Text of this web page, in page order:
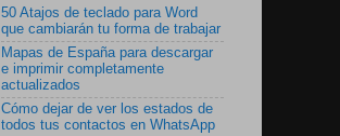
50 Atajos de teclado para Word
que cambiarán tu forma de trabajar
Mapas de España para descargar
e imprimir completamente
actualizados
Cómo dejar de ver los estados de
todos tus contactos en WhatsApp